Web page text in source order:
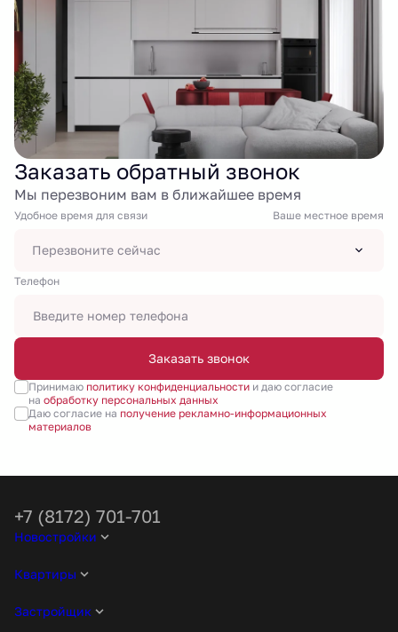
Заказать обратный звонок
Мы перезвоним вам в ближайшее время
Удобное время для связи Ваше местное время
Перезвоните сейчас
Tелефон
Заказать звонок
Принимаю политику конфиденциальностии даю согласие
на обработку персональных данных
Даю согласие на получение рекламно-информационных
материалов
Новостройки
Квартиры
Застройщик
+7 (8172) 701-701